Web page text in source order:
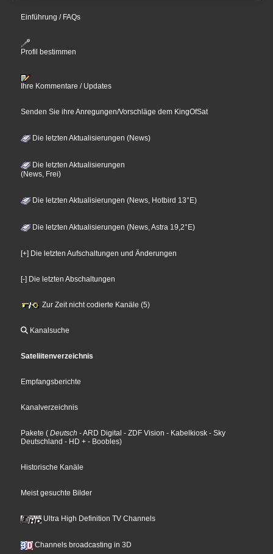
Einführung / FAQs
Profil bestimmen
Ihre Kommentare / Updates
Senden Sie ihre Anregungen/Vorschläge dem KingOfSat
Die letzten Aktualisierungen (News)
Die letzten Aktualisierungen
(News, Frei)
Die letzten Aktualisierungen (News, Hotbird 13°E)
Die letzten Aktualisierungen (News, Astra 19,2°E)
[+] Die letzten Aufschaltungen und Änderungen
[-] Die letzten Abschaltungen
Zur Zeit nicht codierte Kanäle (5)
Kanalsuche
Sateliitenverzeichnis
Empfangsberichte
Kanalverzeichnis
Pakete ( Deutsch - ARD Digital - ZDF Vision - Kabelkiosk - Sky
Deutschland - HD + - Boobles)
Historische Kanäle
Meist gesuchte Bilder
Ultra High Definition TV Channels
Channels broadcasting in 3D